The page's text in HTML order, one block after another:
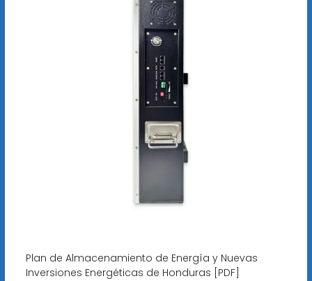
Plan de Almacenamiento de Energía y Nuevas
Inversiones Energéticas de Honduras [PDF]